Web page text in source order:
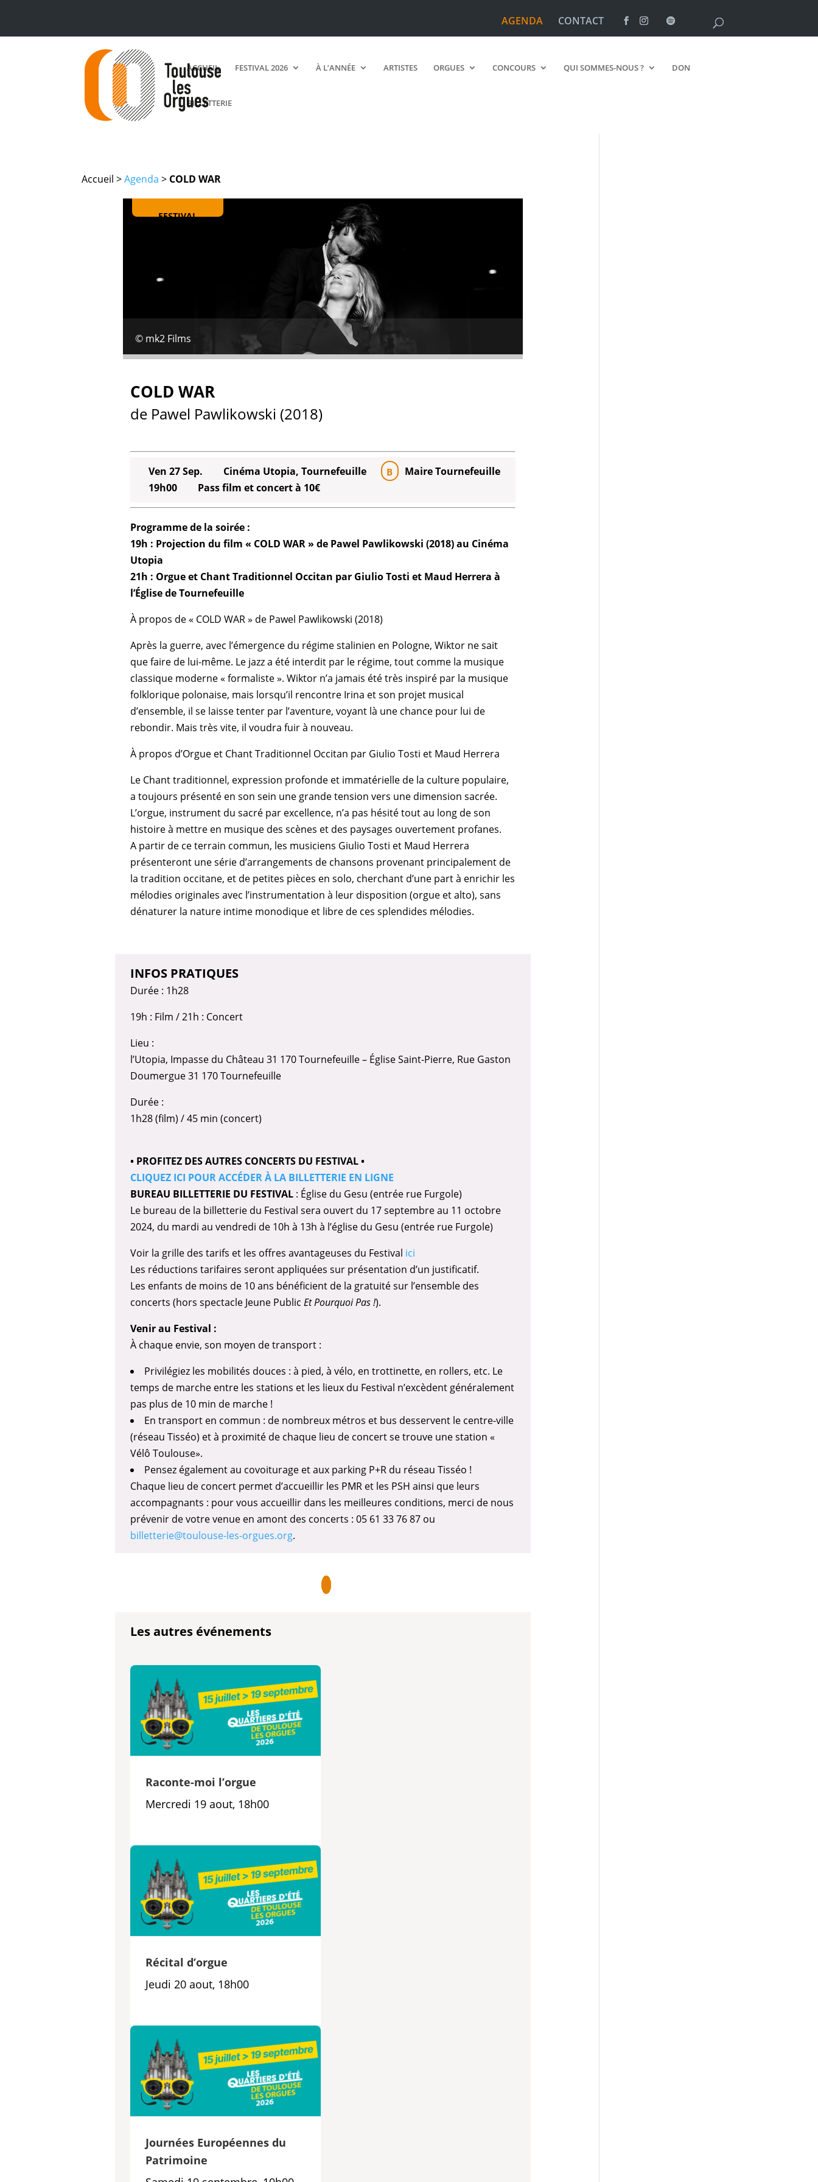
AGENDA CONTACT
ACCUEIL FESTIVAL 2026 À L’ANNÉE ARTISTES ORGUES CONCOURS QUI SOMMES-NOUS ? DON
BILLETTERIE
Accueil >Agenda > COLD WAR
FESTIVAL
© mk2 Films
COLD WAR
de Pawel Pawlikowski (2018)
Ven 27 Sep. Cinéma Utopia, Tournefeuille B
Maire Tournefeuille
19h00
Pass film et concert à 10€
Programme de la soirée :
19h : Projection du film « COLD WAR » de Pawel Pawlikowski (2018) au Cinéma
Utopia
21h : Orgue et Chant Traditionnel Occitan par Giulio Tosti et Maud Herrera à
l’Église de Tournefeuille
À propos de « COLD WAR » de Pawel Pawlikowski (2018)
Après la guerre, avec l’émergence du régime stalinien en Pologne, Wiktor ne sait
que faire de lui-même. Le jazz a été interdit par le régime, tout comme la musique
classique moderne « formaliste ». Wiktor n’a jamais été très inspiré par la musique
folklorique polonaise, mais lorsqu’il rencontre Irina et son projet musical
d’ensemble, il se laisse tenter par l’aventure, voyant là une chance pour lui de
rebondir. Mais très vite, il voudra fuir à nouveau.
À propos d’Orgue et Chant Traditionnel Occitan par Giulio Tosti et Maud Herrera
Le Chant traditionnel, expression profonde et immatérielle de la culture populaire,
a toujours présenté en son sein une grande tension vers une dimension sacrée.
L’orgue, instrument du sacré par excellence, n’a pas hésité tout au long de son
histoire à mettre en musique des scènes et des paysages ouvertement profanes.
A partir de ce terrain commun, les musiciens Giulio Tosti et Maud Herrera
présenteront une série d’arrangements de chansons provenant principalement de
la tradition occitane, et de petites pièces en solo, cherchant d’une part à enrichir les
mélodies originales avec l’instrumentation à leur disposition (orgue et alto), sans
dénaturer la nature intime monodique et libre de ces splendides mélodies.
INFOS PRATIQUES
Durée : 1h28
19h : Film / 21h : Concert
Lieu :
l’Utopia, Impasse du Château 31 170 Tournefeuille – Église Saint-Pierre, Rue Gaston
Doumergue 31 170 Tournefeuille
Durée :
1h28 (film) / 45 min (concert)
• PROFITEZ DES AUTRES CONCERTS DU FESTIVAL •
CLIQUEZ ICI POUR ACCÉDER À LA BILLETTERIE EN LIGNE
BUREAU BILLETTERIE DU FESTIVAL : Église du Gesu (entrée rue Furgole)
Le bureau de la billetterie du Festival sera ouvert du 17 septembre au 11 octobre
2024, du mardi au vendredi de 10h à 13h à l’église du Gesu (entrée rue Furgole)
Voir la grille des tarifs et les offres avantageuses du Festival ici
Les réductions tarifaires seront appliquées sur présentation d’un justificatif.
Les enfants de moins de 10 ans bénéficient de la gratuité sur l’ensemble des
concerts (hors spectacle Jeune Public Et Pourquoi Pas !).
Venir au Festival :
À chaque envie, son moyen de transport :
Privilégiez les mobilités douces : à pied, à vélo, en trottinette, en rollers, etc. Le
temps de marche entre les stations et les lieux du Festival n’excèdent généralement
pas plus de 10 min de marche !
En transport en commun : de nombreux métros et bus desservent le centre-ville
(réseau Tisséo) et à proximité de chaque lieu de concert se trouve une station «
Vélô Toulouse».
Pensez également au covoiturage et aux parking P+R du réseau Tisséo !
Chaque lieu de concert permet d’accueillir les PMR et les PSH ainsi que leurs
accompagnants : pour vous accueillir dans les meilleures conditions, merci de nous
prévenir de votre venue en amont des concerts : 05 61 33 76 87 ou
billetterie@toulouse-les-orgues.org.
Les autres événements
Raconte-moi l’orgue
Mercredi 19 aout, 18h00
Récital d’orgue
Jeudi 20 aout, 18h00
Journées Européennes du
Patrimoine